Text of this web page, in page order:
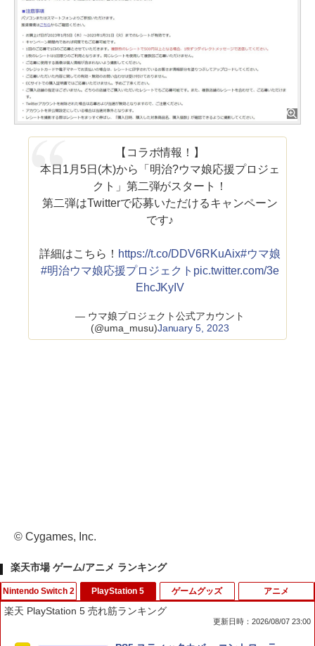
【コラボ情報！】
本日1月5日(木)から「明治?ウマ娘応援プロジェ
クト」第二弾がスタート！
第二弾はTwitterで応募いただけるキャンペーン
です♪
詳細はこちら！ https://t.co/DDV6RKuAix#ウマ娘
#明治ウマ娘応援プロジェクト pic.twitter.com/3e
EhcJKyIV
— ウマ娘プロジェクト公式アカウント
(@uma_musu)January 5, 2023
© Cygames, Inc.
楽天市場 ゲーム/アニメ ランキング
Nintendo Switch 2 PlayStation 5
楽天 PlayStation 5 売れ筋ランキング
更新日時：2026/08/07 23:00
ゲームグッズ アニメ